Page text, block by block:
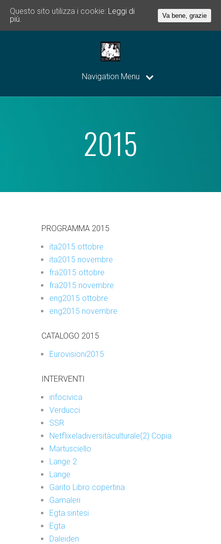
Navigation Menu
2015
PROGRAMMA 2015
ita2015 ottobre
ita2015 novembre
fra2015 ottobre
fra2015 novembre
eng2015 ottobre
eng2015 novembre
CATALOGO 2015
Eurovisioni2015
INTERVENTI
infocivica
Verducci
SSR
Netflixeladiversitàculturale(2) Copia
Martusciello
Lange 2
Lange
Garito Libro copertina
Gamaleri
Egta sintesi
Egta
Daleiden
Questo sito utilizza i cookie: Leggi di
più.
Va bene, grazie